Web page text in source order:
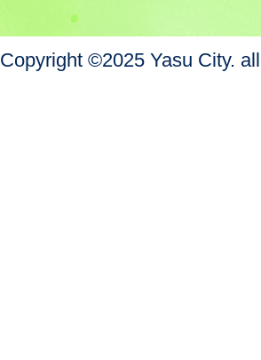
Copyright ©2025 Yasu City.